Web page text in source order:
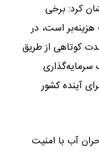
کرد: برخی
است، در
کوتاهی از طریق
آینده کشور
آب با امنیت